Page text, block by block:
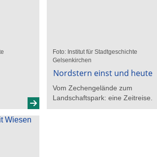
Foto: Institut für Stadtgeschichte
Gelsenkirchen
Nordstern einst und heute
Vom Zechengelände zum
Landschaftspark: eine Zeitreise.